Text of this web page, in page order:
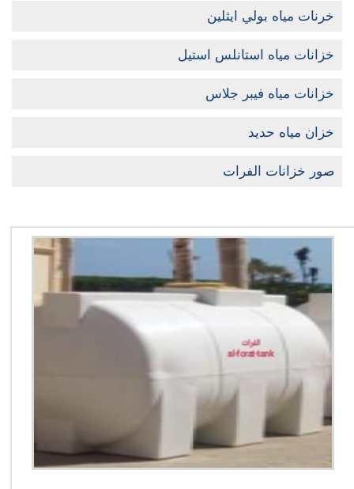
خرنات مياه بولي ايثلين
خزانات مياه استانلس استيل
خزانات مياه فيبر جلاس
خزان مياه حديد
صور خزانات الفرات